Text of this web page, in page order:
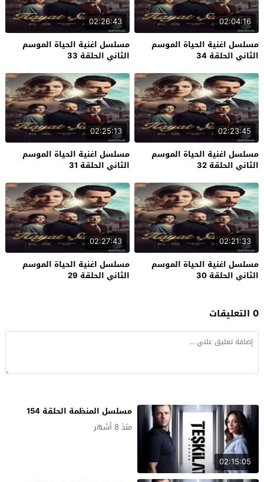
02:04:16
مسلسل اغنية الحياة الموسم
الثاني الحلقة 34
02:26:43
مسلسل اغنية الحياة الموسم
الثاني الحلقة 33
02:23:45
مسلسل اغنية الحياة الموسم
الثاني الحلقة 32
02:25:13
مسلسل اغنية الحياة الموسم
الثاني الحلقة 31
02:21:33
مسلسل اغنية الحياة الموسم
الثاني الحلقة 30
02:27:43
مسلسل اغنية الحياة الموسم
الثاني الحلقة 29
0 التعليقات
02:15:05
مسلسل المنظمة الحلقة 154
منذ 8 أشهر